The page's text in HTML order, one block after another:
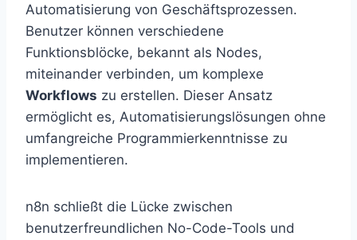
Automatisierung von Geschäftsprozessen.
Benutzer können verschiedene
Funktionsblöcke, bekannt als Nodes,
miteinander verbinden, um komplexe
Workflows zu erstellen. Dieser Ansatz
ermöglicht es, Automatisierungslösungen ohne
umfangreiche Programmierkenntnisse zu
implementieren.
n8n schließt die Lücke zwischen
benutzerfreundlichen No-Code-Tools und